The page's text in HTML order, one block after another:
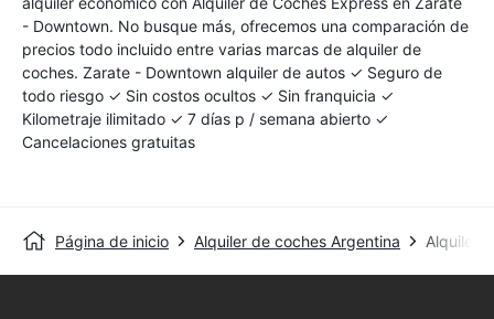
- Downtown. No busque más, ofrecemos una comparación de
precios todo incluido entre varias marcas de alquiler de
coches. Zarate - Downtown alquiler de autos ✓ Seguro de
todo riesgo ✓ Sin costos ocultos ✓ Sin franquicia ✓
Kilometraje ilimitado ✓ 7 días p / semana abierto ✓
Cancelaciones gratuitas
Página de inicio Alquiler de coches Argentina Alquiler